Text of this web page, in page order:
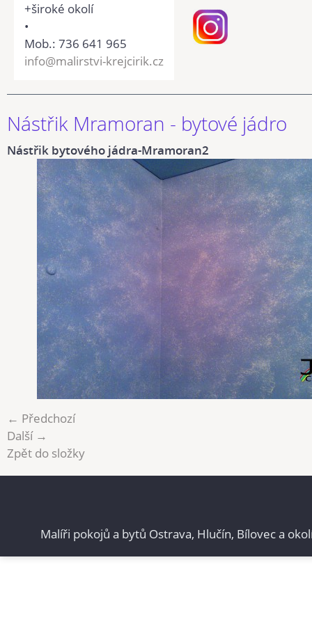
+široké okolí
•
Mob.: 736 641 965
info@malirstvi-krejcirik.cz
Nástřik Mramoran - bytové jádro
Nástřik bytového jádra-Mramoran2
← Předchozí
Další →
Zpět do složky
Malíři pokojů a bytů Ostrava, Hlučín, Bílovec a